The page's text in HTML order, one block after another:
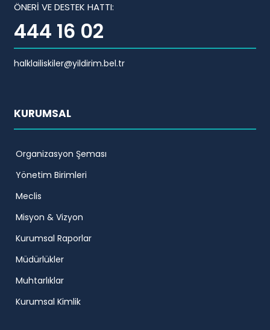
ÖNERİ VE DESTEK HATTI:
444 16 02
halklailiskiler@yildirim.bel.tr
KURUMSAL
Organizasyon Şeması
Yönetim Birimleri
Meclis
Misyon & Vizyon
Kurumsal Raporlar
Müdürlükler
Muhtarlıklar
Kurumsal Kimlik